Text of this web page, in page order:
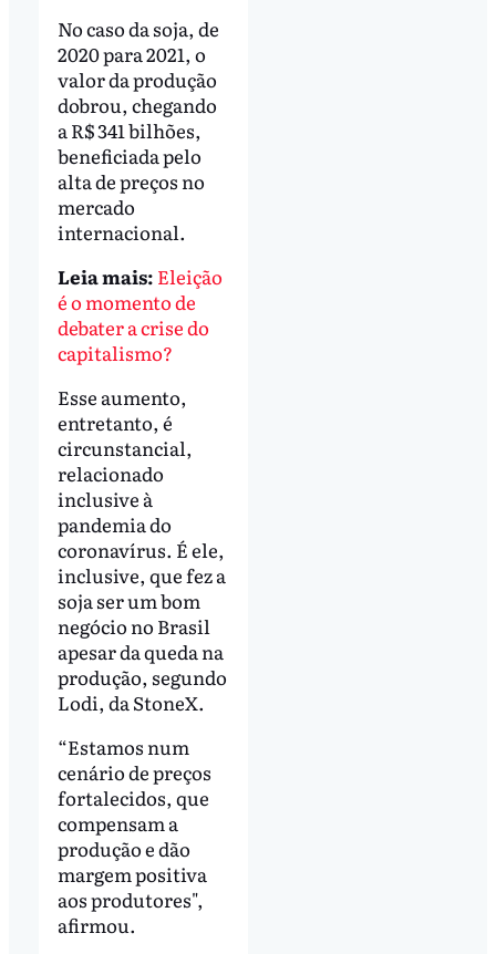
No caso da soja, de
2020 para 2021, o
valor da produção
dobrou, chegando
a R$ 341 bilhões,
beneficiada pelo
alta de preços no
mercado
internacional.
Leia mais: Eleição
é o momento de
debater a crise do
capitalismo?
Esse aumento,
entretanto, é
circunstancial,
relacionado
inclusive à
pandemia do
coronavírus. É ele,
inclusive, que fez a
soja ser um bom
negócio no Brasil
apesar da queda na
produção, segundo
Lodi, da StoneX.
“Estamos num
cenário de preços
fortalecidos, que
compensam a
produção e dão
margem positiva
aos produtores",
afirmou.